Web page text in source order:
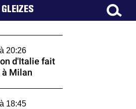
GLEIZES
20:26
d'Italie fait
à Milan
18:45